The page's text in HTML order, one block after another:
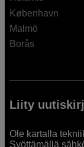
København
Malmö
Borås
Liity
Ole kartalla
Syöttämällä